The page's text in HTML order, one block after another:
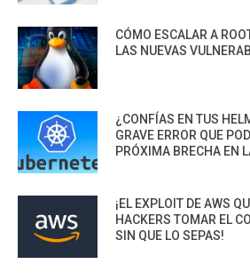
CÓMO ESCALAR A
LAS NUEVAS
¿CONFÍAS EN TUS
GRAVE ERROR QUE
PRÓXIMA BRECHA EN
¡EL EXPLOIT DE AWS
HACKERS TOMAR EL
SIN QUE LO SEPAS!